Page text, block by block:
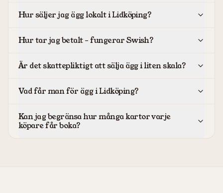
Hur säljer jag ägg lokalt i Lidköping?
Hur tar jag betalt – fungerar Swish?
Är det skattepliktigt att sälja ägg i liten skala?
Vad får man för ägg i Lidköping?
Kan jag begränsa hur många kartor varje
köpare får boka?